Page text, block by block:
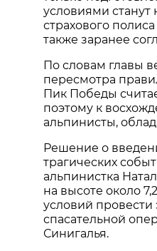
условиями
страхового
также заранее
По словам главы
пересмотра
Пик Победы
поэтому к
альпинисты,
Решение о
трагических
альпинистка
на высоте около
условий провести
спасательной
Синигалья.